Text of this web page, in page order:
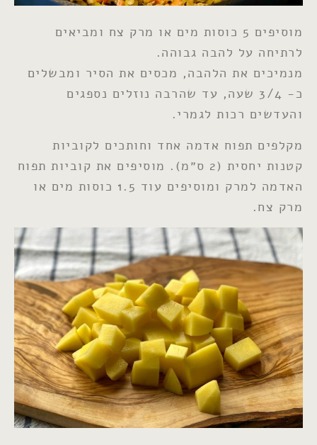
מוסיפים 5 כוסות מים או מרק צח ומביאים
לרתיחה על להבה גבוהה.
מנמיכים את הלהבה, מכסים את הסיר ומבשלים
כ- 3/4 שעה, עד שהרבה נוזלים נספגים
והעדשים רכות לגמרי.
מקלפים תפוח אדמה אחד וחותכים לקוביות
קטנות יחסית (2 ס״מ). מוסיפים את קוביות תפוח
האדמה למרק ומוסיפים עוד 1.5 כוסות מים או
מרק צח.